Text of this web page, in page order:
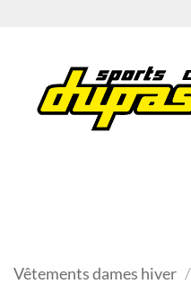
Vêtements dames hiver /